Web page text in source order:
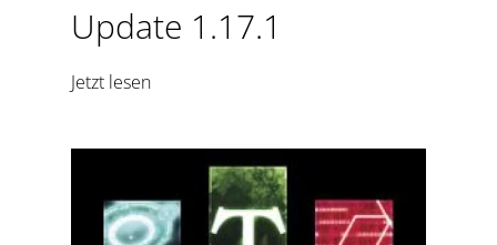
Update 1.17.1
Jetzt lesen